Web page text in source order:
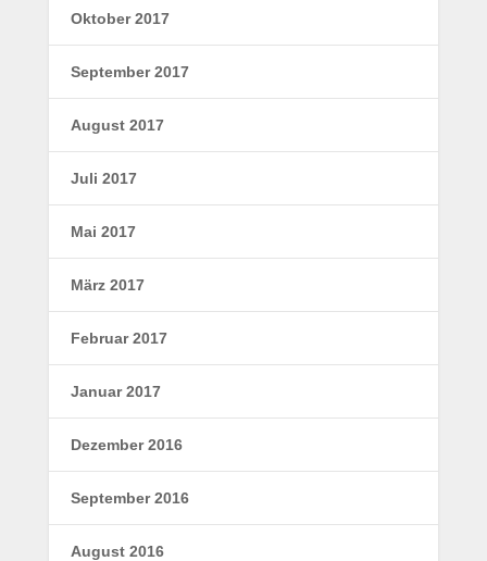
Oktober 2017
September 2017
August 2017
Juli 2017
Mai 2017
März 2017
Februar 2017
Januar 2017
Dezember 2016
September 2016
August 2016